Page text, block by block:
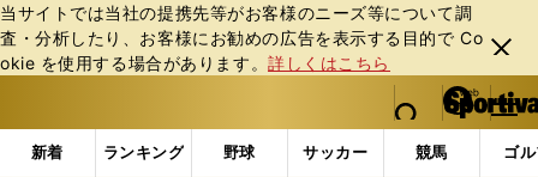
当サイトでは当社の提携先等がお客様のニーズ等について調
査・分析したり、お客様にお勧めの広告を表⽰する⽬的で Co
okie を使⽤する場合があります。詳しくはこちら
閉じ
る
web Sportiva (webスポルティーバ)
検索
マイペ
ー
ジ
メニュ
新着 ランキング 野球 サッカー 競馬 ゴ
b
ス
「#D1ライツ」の最新ニュース・ 情報